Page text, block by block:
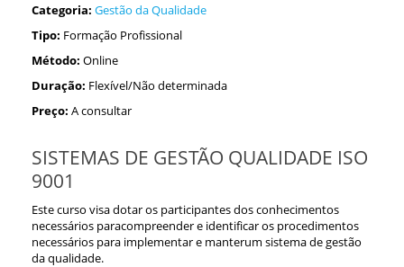
Categoria: Gestão da Qualidade
Tipo: Formação Profissional
Método: Online
Duração: Flexível/Não determinada
Preço: A consultar
SISTEMAS DE GESTÃO QUALIDADE ISO
9001
Este curso visa dotar os participantes dos conhecimentos
necessários paracompreender e identificar os procedimentos
necessários para implementar e manterum sistema de gestão
da qualidade.